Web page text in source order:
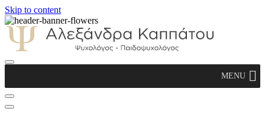
Skip to content
Παιδοψυχολόγος
MENU